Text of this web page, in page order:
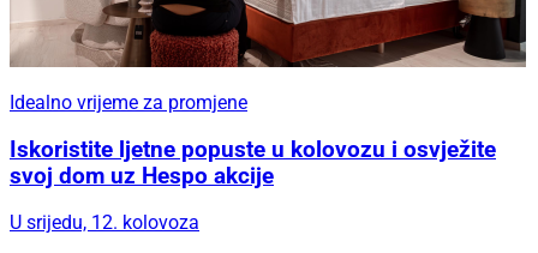
Idealno vrijeme za promjene
Iskoristite ljetne popuste u kolovozu i osvježite
svoj dom uz Hespo akcije
U srijedu, 12. kolovoza